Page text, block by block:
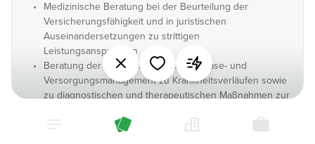
Medizinische Beratung bei der Beurteilung der
Versicherungsfähigkeit und in juristischen
Auseinandersetzungen zu strittigen
Leistungsansprüchen
Beratung der Mitarbeiter im Bereich Case- und
Versorgungsmanagement zu Krankheitsverläufen sowie
zu diagnostischen und therapeutischen Maßnahmen zur
Unter- oder Überversorgung